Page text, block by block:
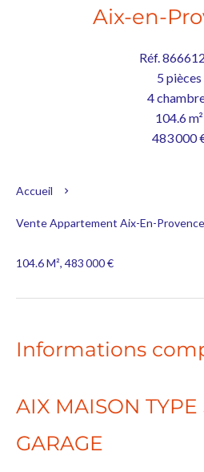
Aix-en-
Réf.
5 pièces
4
104.6 m²
483 000
Accueil
Vente Appartement Aix-En-
104.6 M², 483 000 €
Informations
AIX MAISON TYPE
GARAGE